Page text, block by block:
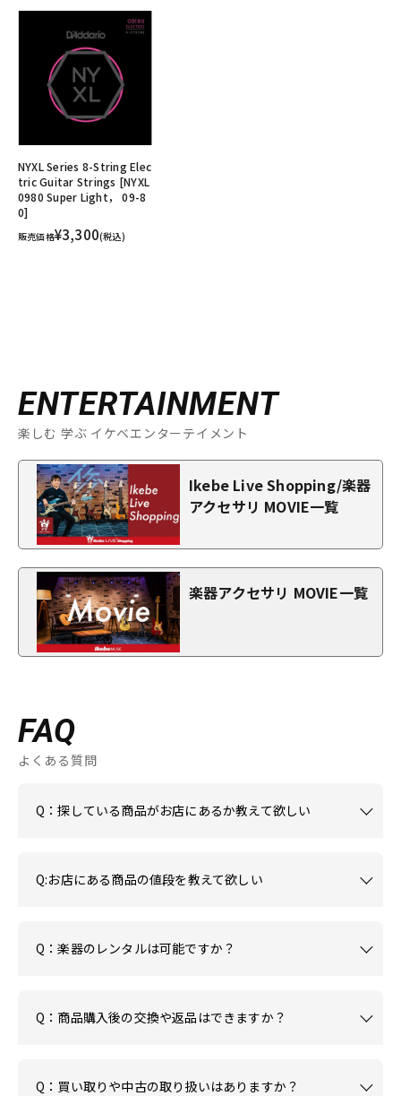
NYXL Series 8-String Elec
tric Guitar Strings [NYXL
0980 Super Light， 09-8
0]
販売価格¥3,300(税込)
ENTERTAINMENT
楽しむ 学ぶ イケベエンターテイメント
Ikebe Live Shopping/楽器
アクセサリ MOVIE一覧
楽器アクセサリ MOVIE一覧
FAQ
よくある質問
Q：探している商品がお店にあるか教えて欲しい
Q:お店にある商品の値段を教えて欲しい
Q：楽器のレンタルは可能ですか？
Q：商品購入後の交換や返品はできますか？
Q：買い取りや中古の取り扱いはありますか？